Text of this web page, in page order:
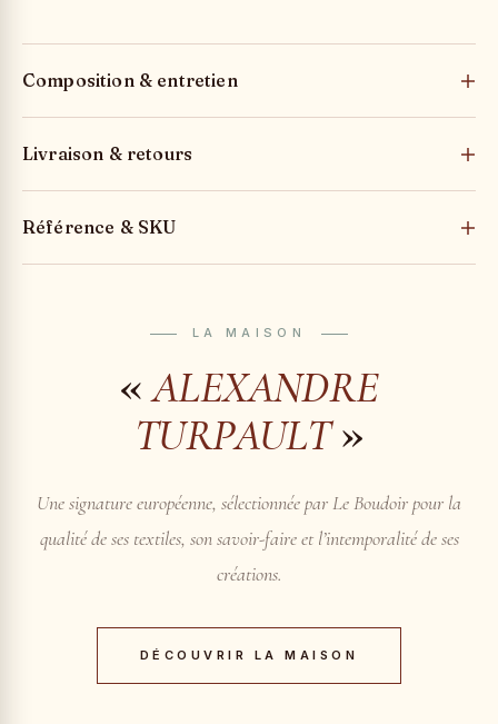
Composition & entretien
Livraison & retours
Référence & SKU
LA MAISON
«ALEXANDRE
TURPAULT»
Une signature européenne, sélectionnée par Le Boudoir pour la
qualité de ses textiles, son savoir-faire et l’intemporalité de ses
créations.
DÉCOUVRIR LA MAISON